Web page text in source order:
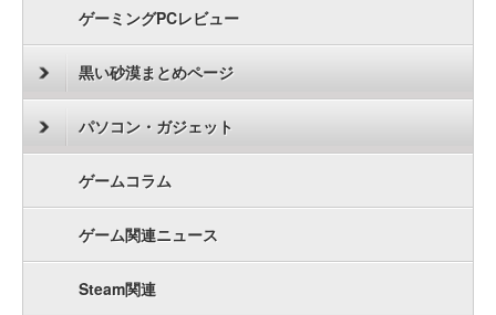
ゲーミングPCレビュー
黒い砂漠まとめページ
パソコン・ガジェット
ゲームコラム
ゲーム関連ニュース
Steam関連